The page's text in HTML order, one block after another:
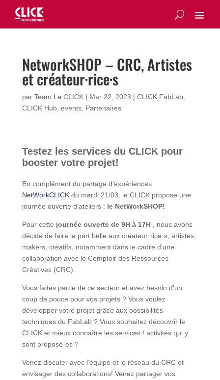
NetworkSHOP – CRC, Artistes
et créateur·rice·s
par Team Le CLICK| Mar 22, 2023 | CLICK FabLab,
CLICK Hub, events, Partenaires
Testez les services du CLICK pour
booster votre projet!
En complément du partage d’expériences
NetWorkCLICKdu mardi 21/03, le CLICK propose une
journée ouverte d’ateliers : le NetWorkSHOP!
Pour cette journée ouverte de 9H à 17H
, nous avons
décidé de faire la part belle aux créateur·rice·s, artistes,
makers, créatifs, notamment dans le cadre d’une
collaboration avec le Comptoir des Ressources
Créatives (CRC).
Vous faites partie de ce secteur et avez besoin d’un
coup de pouce pour vos projets ? Vous voulez
développer votre projet grâce aux possibilités
techniques du FabLab ? Vous souhaitez découvrir le
CLICK et mieux connaître les services / activités qui y
sont proposé·es ?
Venez discuter avec l’équipe et le réseau du CRC et
envisager des collaborations! Venez partager vos